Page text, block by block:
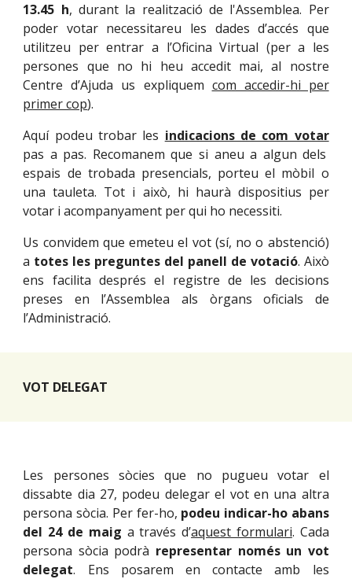
13.45 h, durant la realització de l'Assemblea. Per
poder votar necessitareu les dades d’accés que
utilitzeu per entrar a l’Oficina Virtual (per a les
persones que no hi heu accedit mai, al nostre
Centre d’Ajuda us expliquem com accedir-hi per
primer cop).
Aquí podeu trobar les indicacions de com votar
pas a pas. Recomanem que si aneu a algun dels
espais de trobada presencials, porteu el mòbil o
una tauleta. Tot i això, hi haurà dispositius per
votar i acompanyament per qui ho necessiti.
Us convidem que emeteu el vot (sí, no o abstenció)
a totes les preguntes del panell de votació. Això
ens facilita després el registre de les decisions
preses en l’Assemblea als òrgans oficials de
l’Administració.
VOT DELEGAT
Les persones sòcies que no pugueu votar el
dissabte dia 27, podeu delegar el vot en una altra
persona sòcia. Per fer-ho, podeu indicar-ho abans
del 24 de maig a través d’aquest formulari. Cada
persona sòcia podrà representar només un vot
delegat. Ens posarem en contacte amb les